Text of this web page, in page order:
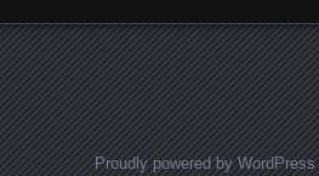
Proudly powered by WordPress